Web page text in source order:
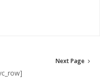
Next Page